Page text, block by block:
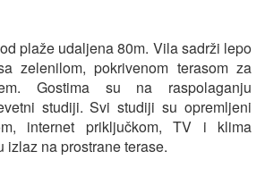
plaže udaljena 80m. Vila sadrži lepo
zelenilom, pokrivenom terasom za
Gostima su na raspolaganju
studiji. Svi studiji su opremljeni
internet priključkom, TV i klima
izlaz na prostrane terase.